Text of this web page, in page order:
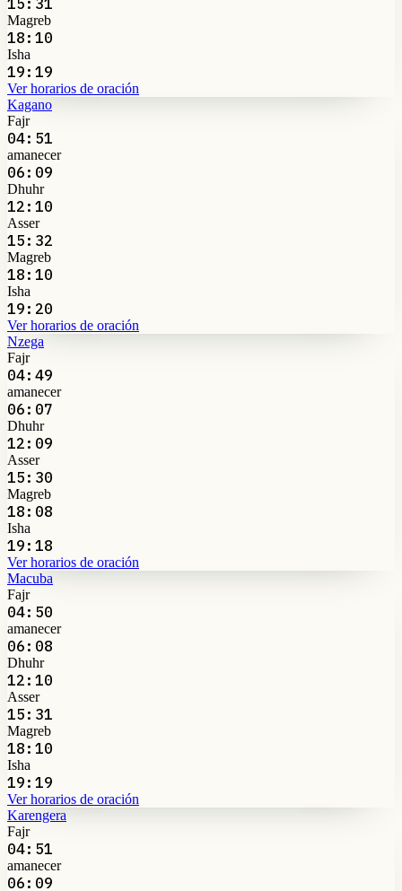
Magreb
18:10
Isha
19:19
Ver horarios de oración
Kagano
Fajr
04:51
amanecer
06:09
Dhuhr
12:10
Asser
15:32
Magreb
18:10
Isha
19:20
Ver horarios de oración
Nzega
Fajr
04:49
amanecer
06:07
Dhuhr
12:09
Asser
15:30
Magreb
18:08
Isha
19:18
Ver horarios de oración
Macuba
Fajr
04:50
amanecer
06:08
Dhuhr
12:10
Asser
15:31
Magreb
18:10
Isha
19:19
Ver horarios de oración
Karengera
Fajr
04:51
amanecer
06:09